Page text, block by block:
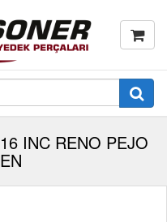
INC RENO PEJO